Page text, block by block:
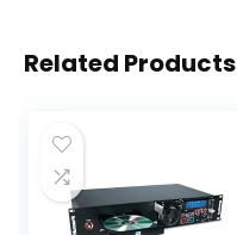
Related Products